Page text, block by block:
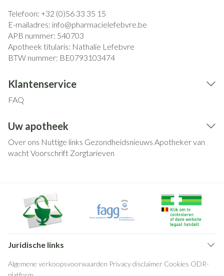
Telefoon: +32 (0)56 33 35 15
E-mailadres: info@pharmacielefebvre.be
APB nummer: 540703
Apotheek titularis: Nathalie Lefebvre
BTW nummer: BE0793103474
Klantenservice
FAQ
Uw apotheek
Over ons Nuttige links Gezondheidsnieuws Apotheker van
wachtVoorschrift Zorgtarieven
Juridische links
Algemene verkoopsvoorwaarden Privacy disclaimer Cookies ODR-